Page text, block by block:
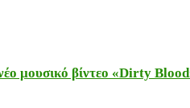
μουσικό βίντεο «Dirty